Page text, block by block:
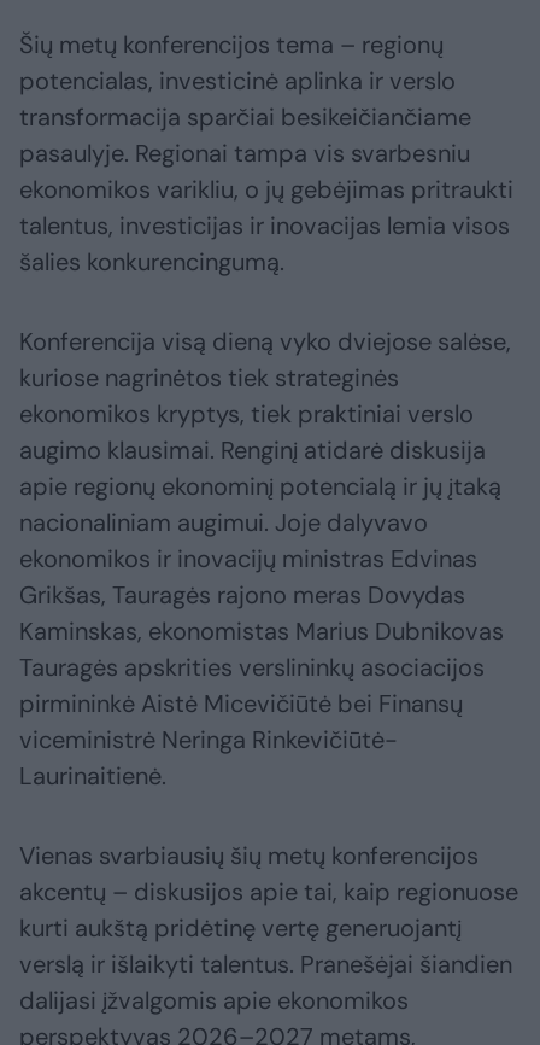
Šių metų konferencijos tema – regionų
potencialas, investicinė aplinka ir verslo
transformacija sparčiai besikeičiančiame
pasaulyje. Regionai tampa vis svarbesniu
ekonomikos varikliu, o jų gebėjimas pritraukti
talentus, investicijas ir inovacijas lemia visos
šalies konkurencingumą.
Konferencija visą dieną vyko dviejose salėse,
kuriose nagrinėtos tiek strateginės
ekonomikos kryptys, tiek praktiniai verslo
augimo klausimai. Renginį atidarė diskusija
apie regionų ekonominį potencialą ir jų įtaką
nacionaliniam augimui. Joje dalyvavo
ekonomikos ir inovacijų ministras Edvinas
Grikšas, Tauragės rajono meras Dovydas
Kaminskas, ekonomistas Marius Dubnikovas
Tauragės apskrities verslininkų asociacijos
pirmininkė Aistė Micevičiūtė bei Finansų
viceministrė Neringa Rinkevičiūtė-
Laurinaitienė.
Vienas svarbiausių šių metų konferencijos
akcentų – diskusijos apie tai, kaip regionuose
kurti aukštą pridėtinę vertę generuojantį
verslą ir išlaikyti talentus. Pranešėjai šiandien
dalijasi įžvalgomis apie ekonomikos
perspektyvas 2026–2027 metams,